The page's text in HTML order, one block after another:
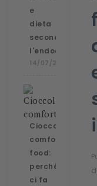
e
dieta
secondo
l'endocrinologa
14/07/2026
Cioccolato
comfort
food:
perché
ci fa